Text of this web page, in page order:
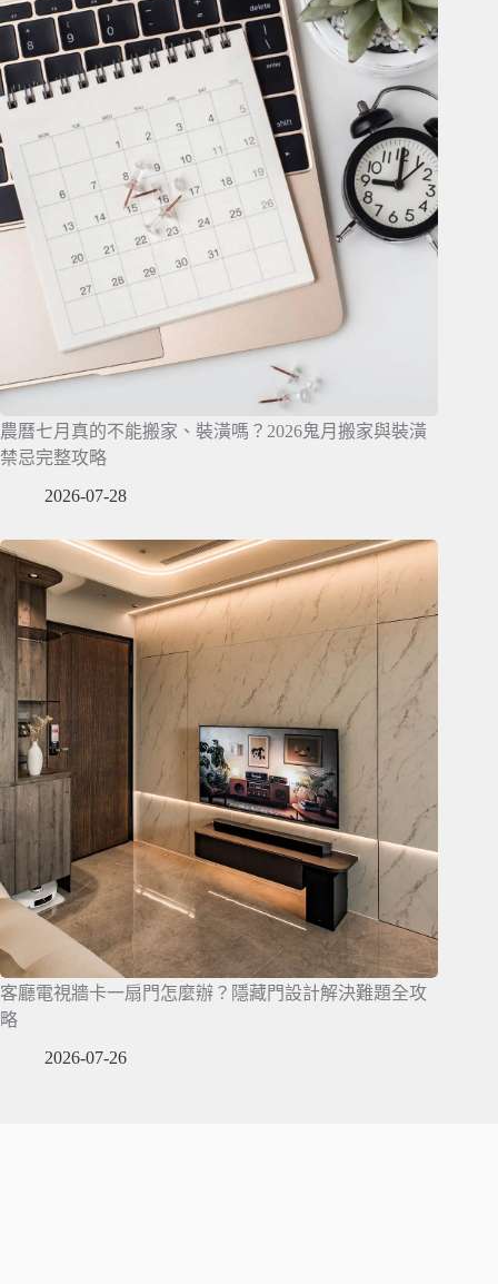
農曆七月真的不能搬家、裝潢嗎？2026鬼月搬家與裝潢
禁忌完整攻略
2026-07-28
客廳電視牆卡一扇門怎麼辦？隱藏門設計解決難題全攻
略
2026-07-26